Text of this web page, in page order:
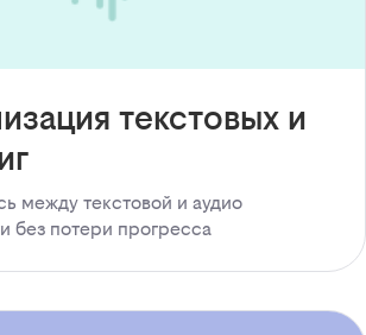
текстовых и
между текстовой и аудио
без потери прогресса